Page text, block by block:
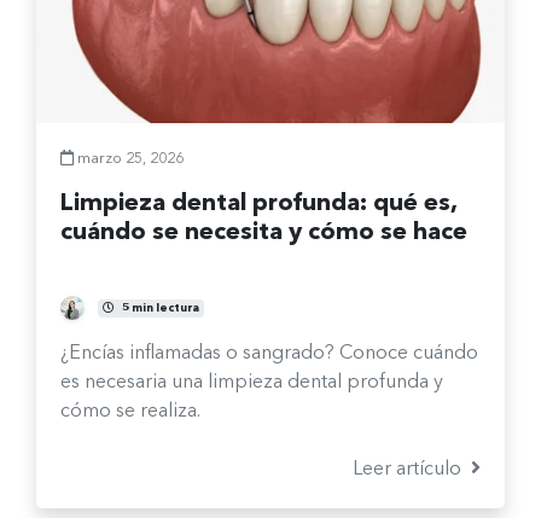
marzo 25, 2026
Limpieza dental profunda: qué es,
cuándo se necesita y cómo se hace
Fernanda Burgos Sepúlveda
5 min lectura
¿Encías inflamadas o sangrado? Conoce cuándo
es necesaria una limpieza dental profunda y
cómo se realiza.
Leer artículo